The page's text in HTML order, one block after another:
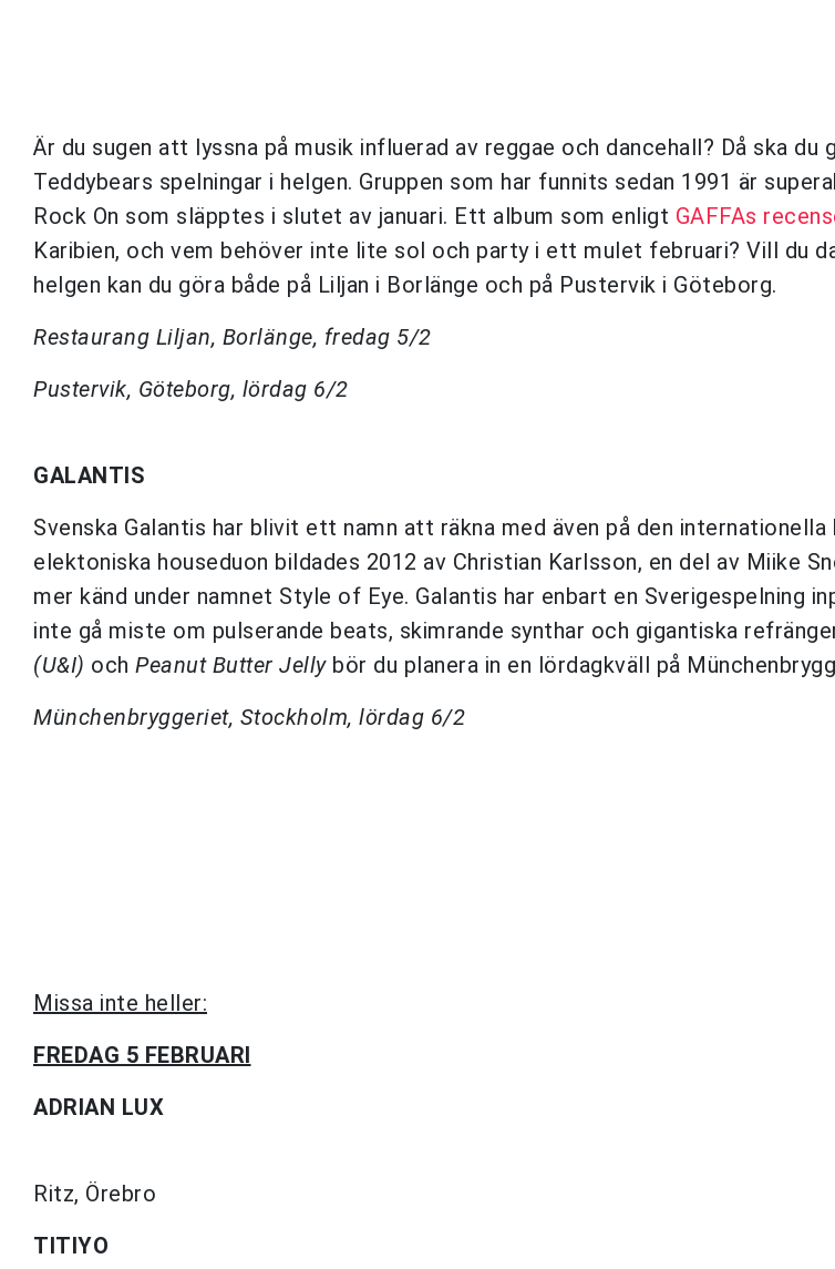
Är du sugen att lyssna på musik influerad av reggae och dancehall? Då ska du
Teddybears spelningar i helgen. Gruppen som har funnits sedan 1991 är
Rock On som släpptes i slutet av januari. Ett album som enligt GAFFAs
Karibien, och vem behöver inte lite sol och party i ett mulet februari? Vill du
helgen kan du göra både på Liljan i Borlänge och på Pustervik i Göteborg.
Restaurang Liljan, Borlänge, fredag 5/2
Pustervik, Göteborg, lördag 6/2
GALANTIS
Svenska Galantis har blivit ett namn att räkna med även på den internationella
elektoniska houseduon bildades 2012 av Christian Karlsson, en del av Miike
mer känd under namnet Style of Eye. Galantis har enbart en Sverigespelning
inte gå miste om pulserande beats, skimrande synthar och gigantiska
(U&I) och Peanut Butter Jelly bör du planera in en lördagkväll på
Münchenbryggeriet, Stockholm, lördag 6/2
Missa inte heller:
FREDAG 5 FEBRUARI
ADRIAN LUX
Ritz, Örebro
TITIYO